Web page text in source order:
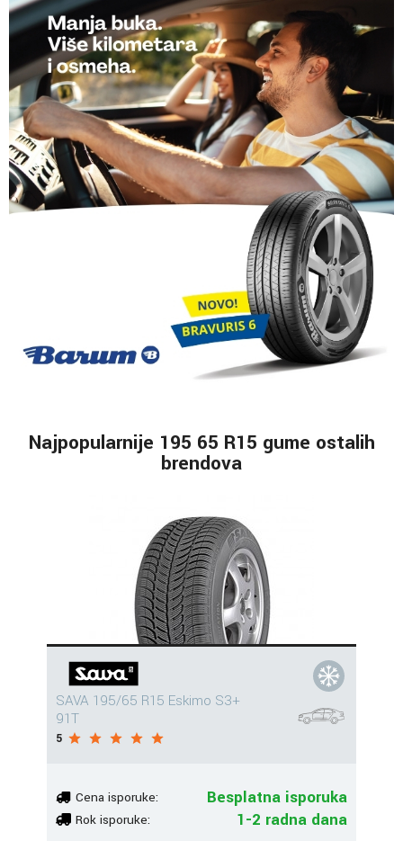
Najpopularnije 195 65 R15 gume ostalih
brendova
SAVA 195/65 R15 Eskimo S3+
91T
5
Cena isporuke: Besplatna isporuka
Rok isporuke: 1-2 radna dana